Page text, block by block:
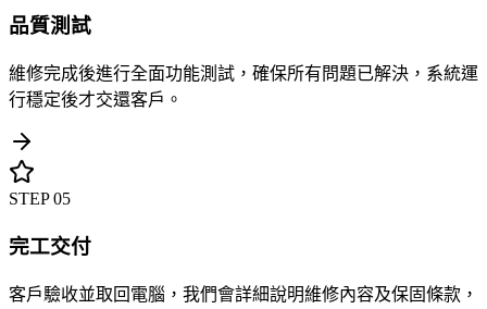
品質測試
維修完成後進行全面功能測試，確保所有問題已解決，系統運
行穩定後才交還客戶。
STEP05
完工交付
客戶驗收並取回電腦，我們會詳細說明維修內容及保固條款，